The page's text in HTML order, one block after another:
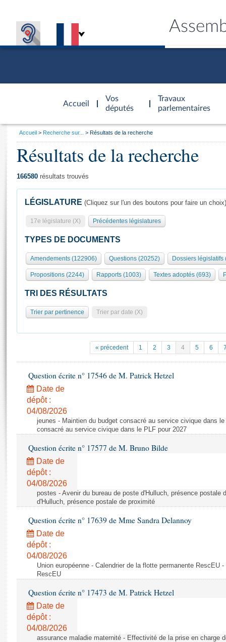
Accueil
d'accueil
Vos
députés
Travaux
parlementaires
Présidence
577 députés
Groupes politiques
Séance publique
Commissions et autres organes
Europe et International
Pétitions
Projets de loi
Propositions de loi
Amendements
Textes adoptés
Rapports législatifs
Rapports sur l'application des lois
Baromètre de l’application des lois
Dossiers législatifs
Budget et sécurité sociale
Questions écrites et orales
Comptes rendus des débats
Général
Rôle et pouvoirs de l'Assemblée
Organisation de l'Assemblée
Présidence Conférence des Présidents Bureau Collège des
Statistiques et chiffres clés
Documents de référence
( Constitution | Règlement de l'Assemblée ... )
Histoire
Juniors
Anciennes législatures
Visiter l'Assemblée
Visite virtuelle du palais Bourbon
Assister à une séance
Contacts et plan d'accès
Photos libres de droit
Vous
Accueil Recherche sur... Résultats de la recherche
Résultats de la recherche
166580 résultats trouvés
LÉGISLATURE (Cliquez sur l'un des boutons pour faire un choix)
17e législature (X) Précédentes législatures
TYPES DE DOCUMENTS
Amendements (122906) Questions (20252) Dossiers législatifs
Propositions (2244) Rapports (1003) Textes adoptés (693)
TRI DES RÉSULTATS
Trier par pertinence Trier par date (X)
« précedent 1 2 3 4 5 6
Question écrite n° 17546 de M. Patrick Hetzel
Date de
dépôt :
04/08/2026
jeunes - Maintien du budget consacré au service civique dans
consacré au service civique dans le PLF pour 2027
Question écrite n° 17577 de M. Bruno Bilde
Date de
dépôt :
04/08/2026
postes - Avenir du bureau de poste d'Hulluch, présence postale
d'Hulluch, présence postale de proximité
Question écrite n° 17639 de Mme Sandra Delannoy
Date de
dépôt :
04/08/2026
Union européenne - Calendrier de la flotte permanente RescEU
RescEU
Question écrite n° 17473 de M. Patrick Hetzel
Date de
dépôt :
04/08/2026
assurance maladie maternité - Effectivité de la prise en charge